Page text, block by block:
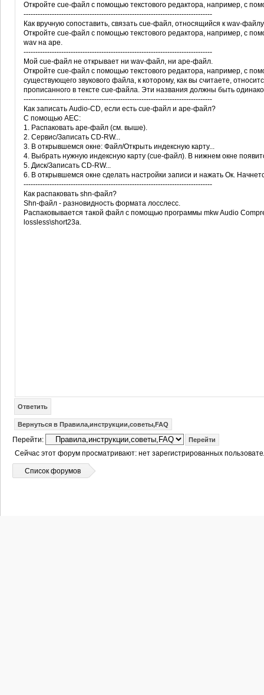
Откройте cue-файл с помощью текстового редактора, например, с
--------------------------------------------------------------------------------
Как вручную сопоставить, связать cue-файл, относящийся к wav-
Откройте cue-файл с помощью текстового редактора, например, с
wav на аре.
--------------------------------------------------------------------------------
Мой cue-файл не открывает ни wav-файл, ни аре-файл.
Откройте cue-файл с помощью текстового редактора, например, с
существующего звукового файла, к которому, как вы считаете,
прописанного в тексте cue-файла. Эти названия должны быть
--------------------------------------------------------------------------------
Как записать Audio-CD, если есть cue-файл и аре-файл?
С помощью АЕС:
1. Распаковать аре-файл (см. выше).
2. Сервис/Записать CD-RW...
3. В открывшемся окне: Файл/Открыть индексную карту...
4. Выбрать нужную индексную карту (cue-файл). В нижнем окне
5. Диск/Записать CD-RW...
6. В открывшемся окне сделать настройки записи и нажать Ок.
--------------------------------------------------------------------------------
Как распаковать shn-файл?
Shn-файл - разновидность формата лосслесс.
Распаковывается такой файл с помощью программы mkw Audio
lossless\short23a.
Ответить
Вернуться в Правила,инструкции,советы,FAQ
Перейти:
Сейчас этот форум просматривают: нет зарегистрированных
Список форумов